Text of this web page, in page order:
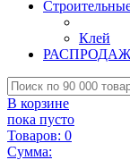
Клей
В корзине
пока пусто
Товаров: 0
Сумма: